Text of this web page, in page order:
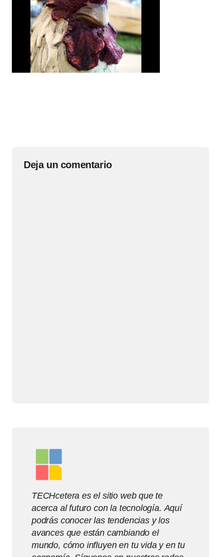
Deja un comentario
TECHcetera es el sitio web que te
acerca al futuro con la tecnología. Aquí
podrás conocer las tendencias y los
avances que están cambiando el
mundo, cómo influyen en tu vida y en tu